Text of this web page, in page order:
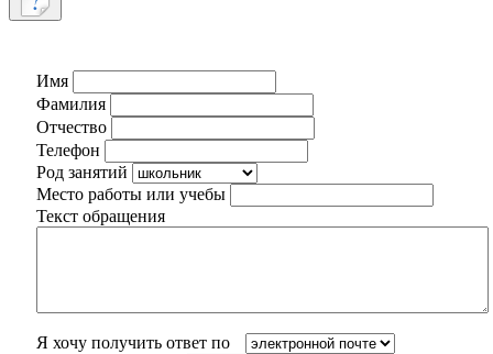
Имя
Фамилия
Отчество
Телефон
Род занятий
Место работы или учебы
Текст обращения
Я хочу получить ответ по